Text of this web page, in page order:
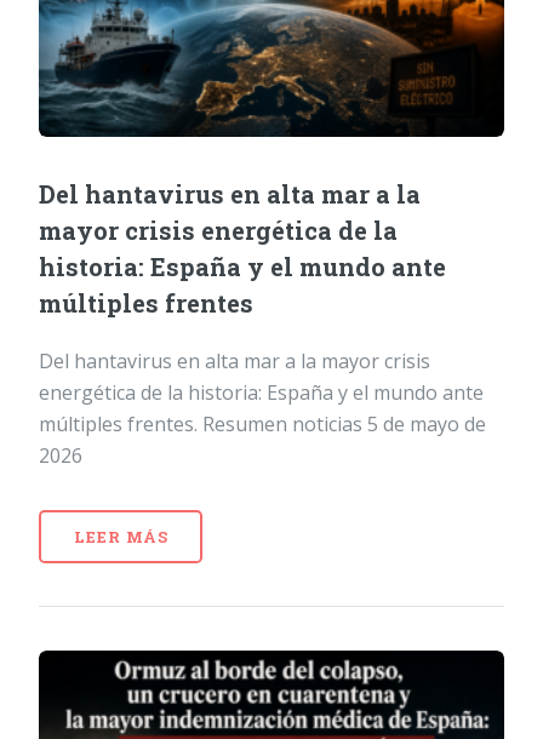
Del hantavirus en alta mar a la
mayor crisis energética de la
historia: España y el mundo ante
múltiples frentes
Del hantavirus en alta mar a la mayor crisis
energética de la historia: España y el mundo ante
múltiples frentes. Resumen noticias 5 de mayo de
2026
LEER MÁS